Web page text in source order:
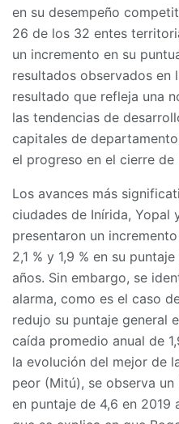
en su desempeño
26 de los 32 entes
un incremento en su
resultados observados en
resultado que refleja una
las tendencias de
capitales de
el progreso en el cierre de
Los avances más
ciudades de Inírida, Yopal
presentaron un
2,1 % y 1,9 % en su
años. Sin embargo, se
alarma, como es el caso
redujo su puntaje general
caída promedio anual de
la evolución del mejor de
peor (Mitú), se observa
en puntaje de 4,6 en 2019